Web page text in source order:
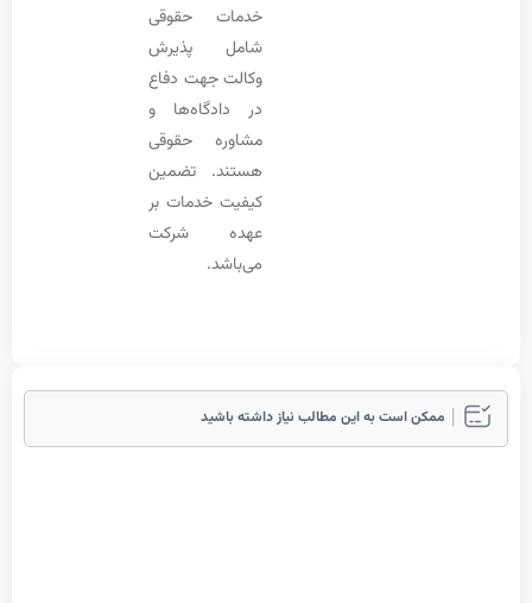
خدمات حقوقی
شامل پذیرش
وکالت جهت دفاع
در دادگاه‌ها و
مشاوره حقوقی
هستند. تضمین
کیفیت خدمات بر
عهده شرکت
است به این مطالب نیاز داشته باشید